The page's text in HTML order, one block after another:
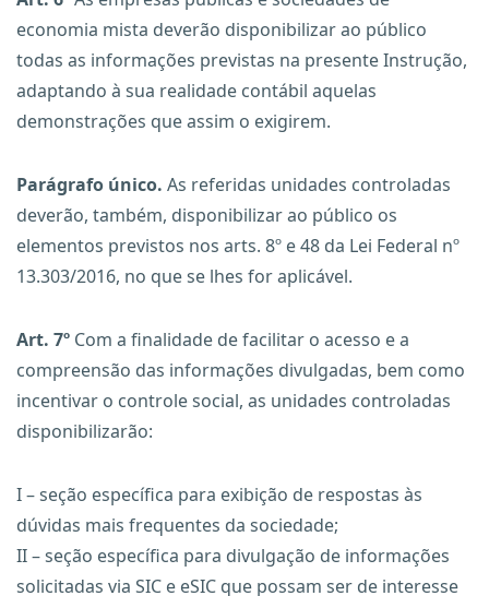
economia mista deverão disponibilizar ao público
todas as informações previstas na presente Instrução,
adaptando à sua realidade contábil aquelas
demonstrações que assim o exigirem.
Parágrafo único. As referidas unidades controladas
deverão, também, disponibilizar ao público os
elementos previstos nos arts. 8º e 48 da Lei Federal nº
13.303/2016, no que se lhes for aplicável.
Art. 7º Com a finalidade de facilitar o acesso e a
compreensão das informações divulgadas, bem como
incentivar o controle social, as unidades controladas
disponibilizarão:
I – seção específica para exibição de respostas às
dúvidas mais frequentes da sociedade;
II – seção específica para divulgação de informações
solicitadas via SIC e eSIC que possam ser de interesse